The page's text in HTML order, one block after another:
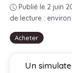
Acheter
Publié le 2 juin
de lecture :
Un